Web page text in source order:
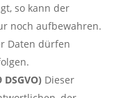
so kann der
noch aufbewahren.
Daten dürfen
Dieser